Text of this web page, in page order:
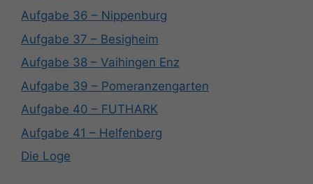
Aufgabe 36 – Nippenburg
Aufgabe 37 – Besigheim
Aufgabe 38 – Vaihingen Enz
Aufgabe 39 – Pomeranzengarten
Aufgabe 40 – FUTHARK
Aufgabe 41 – Helfenberg
Die Loge